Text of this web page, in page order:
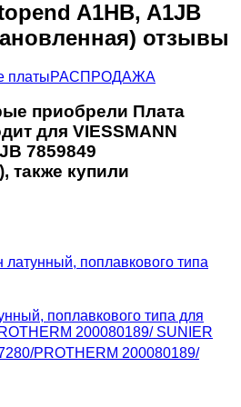
A1HB, A1JB
отзывы
платыРАСПРОДАЖА
приобрели Плата
для VIESSMANN
7859849
также купили
поплавкового типа для
200080189/ SUNIER